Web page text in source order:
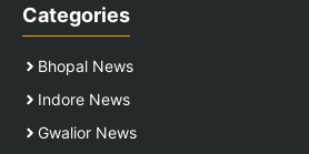
Categories
Bhopal News
Indore News
Gwalior News